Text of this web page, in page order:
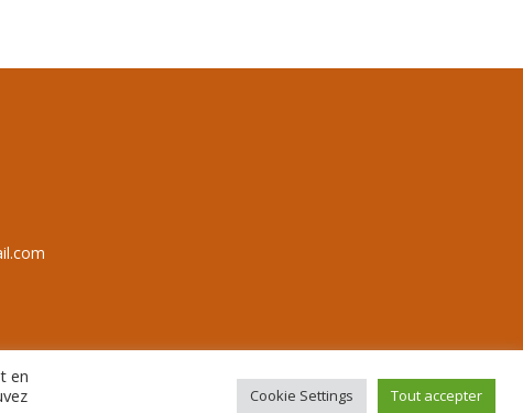
en
Cookie Settings Tout accepter